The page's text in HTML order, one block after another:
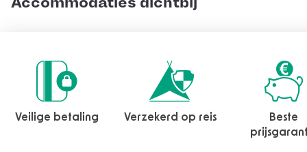
Veilige betaling Verzekerd op reis
Beste